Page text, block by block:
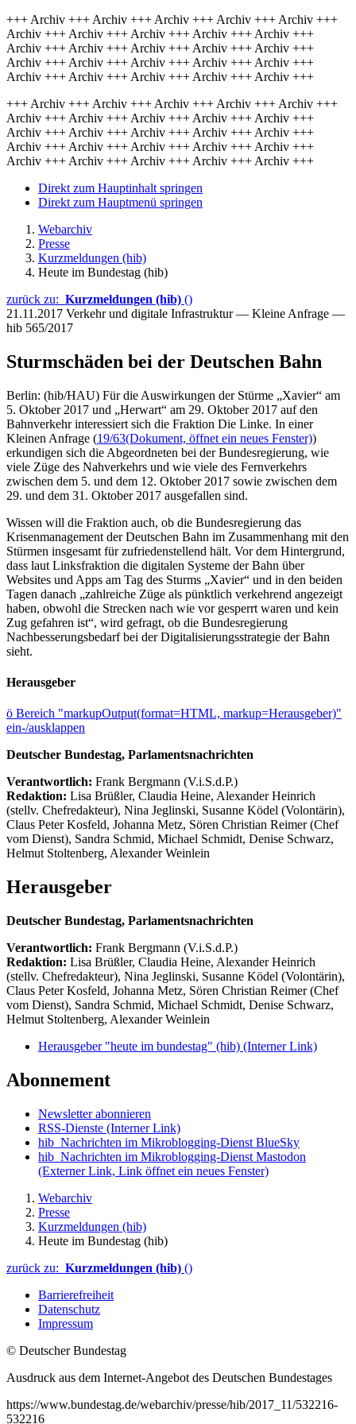
+++ Archiv +++ Archiv +++ Archiv +++ Archiv +++ Archiv +++
Archiv +++ Archiv +++ Archiv +++ Archiv +++ Archiv +++
Archiv +++ Archiv +++ Archiv +++ Archiv +++ Archiv +++
Archiv +++ Archiv +++ Archiv +++ Archiv +++ Archiv +++
Archiv +++ Archiv +++ Archiv +++ Archiv +++ Archiv +++
+++ Archiv +++ Archiv +++ Archiv +++ Archiv +++ Archiv +++
Archiv +++ Archiv +++ Archiv +++ Archiv +++ Archiv +++
Archiv +++ Archiv +++ Archiv +++ Archiv +++ Archiv +++
Archiv +++ Archiv +++ Archiv +++ Archiv +++ Archiv +++
Archiv +++ Archiv +++ Archiv +++ Archiv +++ Archiv +++
Direkt zum Hauptinhalt springen
Direkt zum Hauptmenü springen
Webarchiv
Presse
Kurzmeldungen (hib)
Heute im Bundestag (hib)
zurück zu: Kurzmeldungen (hib) ()
21.11.2017 Verkehr und digitale Infrastruktur — Kleine Anfrage —
hib 565/2017
Sturmschäden bei der Deutschen Bahn
Berlin: (hib/HAU) Für die Auswirkungen der Stürme „Xavier“ am
5. Oktober 2017 und „Herwart“ am 29. Oktober 2017 auf den
Bahnverkehr interessiert sich die Fraktion Die Linke. In einer
Kleinen Anfrage (19/63(Dokument, öffnet ein neues Fenster))
erkundigen sich die Abgeordneten bei der Bundesregierung, wie
viele Züge des Nahverkehrs und wie viele des Fernverkehrs
zwischen dem 5. und dem 12. Oktober 2017 sowie zwischen dem
29. und dem 31. Oktober 2017 ausgefallen sind.
Wissen will die Fraktion auch, ob die Bundesregierung das
Krisenmanagement der Deutschen Bahn im Zusammenhang mit den
Stürmen insgesamt für zufriedenstellend hält. Vor dem Hintergrund,
dass laut Linksfraktion die digitalen Systeme der Bahn über
Websites und Apps am Tag des Sturms „Xavier“ und in den beiden
Tagen danach „zahlreiche Züge als pünktlich verkehrend angezeigt
haben, obwohl die Strecken nach wie vor gesperrt waren und kein
Zug gefahren ist“, wird gefragt, ob die Bundesregierung
Nachbesserungsbedarf bei der Digitalisierungsstrategie der Bahn
sieht.
Herausgeber
ö Bereich "markupOutput(format=HTML, markup=Herausgeber)"
ein-/ausklappen
Deutscher Bundestag, Parlamentsnachrichten
Verantwortlich: Frank Bergmann (V.i.S.d.P.)
Redaktion: Lisa Brüßler, Claudia Heine, Alexander Heinrich
(stellv. Chefredakteur), Nina Jeglinski, Susanne Ködel (Volontärin),
Claus Peter Kosfeld, Johanna Metz, Sören Christian Reimer (Chef
vom Dienst), Sandra Schmid, Michael Schmidt, Denise Schwarz,
Helmut Stoltenberg, Alexander Weinlein
Herausgeber
Deutscher Bundestag, Parlamentsnachrichten
Verantwortlich: Frank Bergmann (V.i.S.d.P.)
Redaktion: Lisa Brüßler, Claudia Heine, Alexander Heinrich
(stellv. Chefredakteur), Nina Jeglinski, Susanne Ködel (Volontärin),
Claus Peter Kosfeld, Johanna Metz, Sören Christian Reimer (Chef
vom Dienst), Sandra Schmid, Michael Schmidt, Denise Schwarz,
Helmut Stoltenberg, Alexander Weinlein
Herausgeber "heute im bundestag" (hib) (Interner Link)
Abonnement
Newsletter abonnieren
RSS-Dienste (Interner Link)
hib_Nachrichten im Mikroblogging-Dienst BlueSky
hib_Nachrichten im Mikroblogging-Dienst Mastodon
(Externer Link, Link öffnet ein neues Fenster)
Webarchiv
Presse
Kurzmeldungen (hib)
Heute im Bundestag (hib)
zurück zu: Kurzmeldungen (hib) ()
Barrierefreiheit
Datenschutz
Impressum
© Deutscher Bundestag
Ausdruck aus dem Internet-Angebot des Deutschen Bundestages
https://www.bundestag.de/webarchiv/presse/hib/2017_11/532216-
532216